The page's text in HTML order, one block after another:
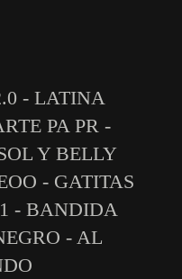
- LATINA
PA PR -
Y BELLY
- GATITAS
- BANDIDA
- AL